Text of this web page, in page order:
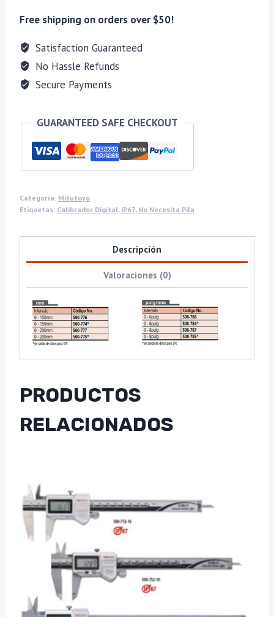
Free shipping on orders over $50!
Satisfaction Guaranteed
No Hassle Refunds
Secure Payments
GUARANTEED SAFE CHECKOUT
Categoría: Mitutoyo
Etiquetas: Calibrador Digital, IP67, No Necesita Pila
Descripción
Valoraciones (0)
PRODUCTOS
RELACIONADOS